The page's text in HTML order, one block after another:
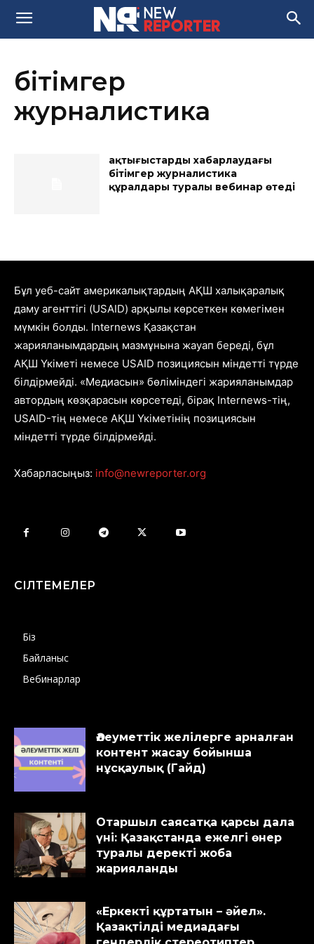
бітімгер
журналистика
Қақтығыстарды хабарлаудағы
бітімгер журналистика
құралдары туралы вебинар өтеді
Бұл уеб-сайт америкалықтардың АҚШ халықаралық
даму агенттігі (USAID) арқылы көрсеткен көмегімен
мүмкін болды. Internews Қазақстан
жарияланымдардың мазмұнына жауап береді, бұл
АҚШ Үкіметі немесе USAID позициясын міндетті түрде
білдірмейді. «Медиасын» бөліміндегі жарияланымдар
автордың көзқарасын көрсетеді, бірақ Internews-тің,
USAID-тің немесе АҚШ Үкіметінің позициясын
міндетті түрде білдірмейді.
Хабарласыңыз: info@newreporter.org
СІЛТЕМЕЛЕР
Біз
Байланыс
Вебинарлар
Әлеуметтік желілерге арналған
контент жасау бойынша
нұсқаулық (Гайд)
Отаршыл саясатқа қарсы дала
үні: Қазақстанда ежелгі өнер
туралы деректі жоба
жарияланды
«Еркекті құртатын – әйел».
Қазақтілді медиадағы